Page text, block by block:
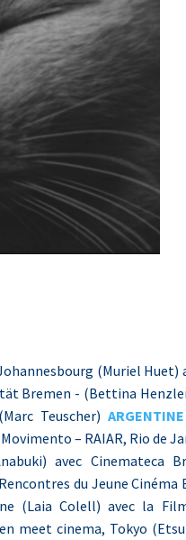
(Muriel Huet)
Bremen - (Bettina
Teuscher) ARGENTINE
– RAIAR, Rio de
avec
du Jeune
(Laia Colell) avec la
meet cinema, Tokyo